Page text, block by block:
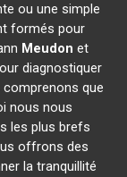
ou une simple
formés pour
Meudon et
diagnostiquer
que
nous nous
les plus brefs
offrons des
la tranquillité